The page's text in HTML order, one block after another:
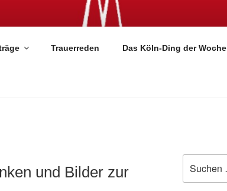
Trauerreden Das Köln-Ding der Woche
und Bilder zur
nach: